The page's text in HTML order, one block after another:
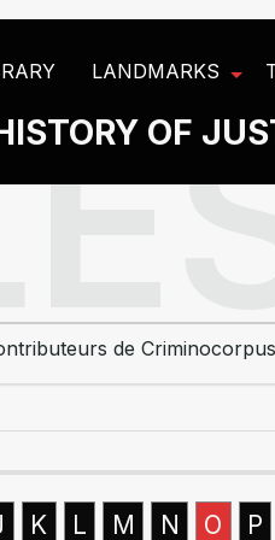
LANDMARKS
OF
de
K L M N O P